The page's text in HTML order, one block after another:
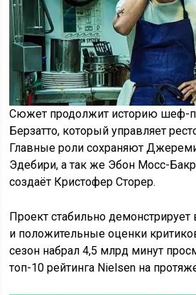
Сюжет продолжит историю шеф-
Берзатто, который управляет
Главные роли сохраняют
Эдебири, а так же Эбон Мосс-
создаёт Кристофер Сторер.
Проект стабильно
и положительные оценки
сезон набрал 4,5 млрд минут
топ-10 рейтинга Nielsen на